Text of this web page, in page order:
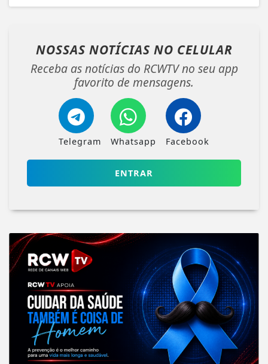
NOSSAS NOTÍCIAS NO CELULAR
Receba as notícias do RCWTV no seu app
favorito de mensagens.
Telegram Whatsapp Facebook
ENTRAR